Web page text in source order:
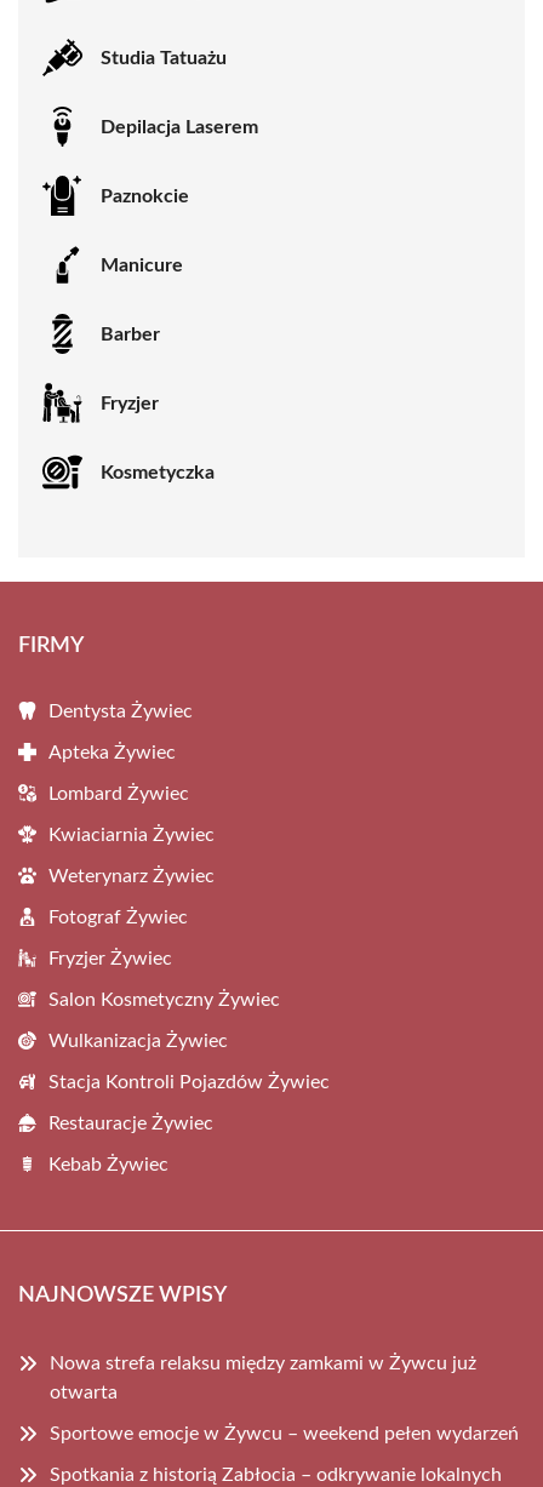
Studia Tatuażu
Depilacja Laserem
Paznokcie
Manicure
Barber
Fryzjer
Kosmetyczka
FIRMY
Dentysta Żywiec
Apteka Żywiec
Lombard Żywiec
Kwiaciarnia Żywiec
Weterynarz Żywiec
Fotograf Żywiec
Fryzjer Żywiec
Salon Kosmetyczny Żywiec
Wulkanizacja Żywiec
Stacja Kontroli Pojazdów Żywiec
Restauracje Żywiec
Kebab Żywiec
NAJNOWSZE WPISY
Nowa strefa relaksu między zamkami w Żywcu już
otwarta
Sportowe emocje w Żywcu – weekend pełen wydarzeń
Spotkania z historią Zabłocia – odkrywanie lokalnych